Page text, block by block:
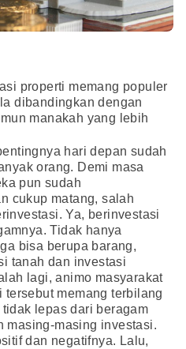
properti memang populer
dibandingkan dengan
manakah yang lebih
hari depan sudah
orang. Demi masa
pun sudah
cukup matang, salah
Ya, berinvestasi
Tidak hanya
bisa berupa barang,
tanah dan investasi
lagi, animo masyarakat
memang terbilang
lepas dari beragam
masing-masing investasi.
dan negatifnya. Lalu,